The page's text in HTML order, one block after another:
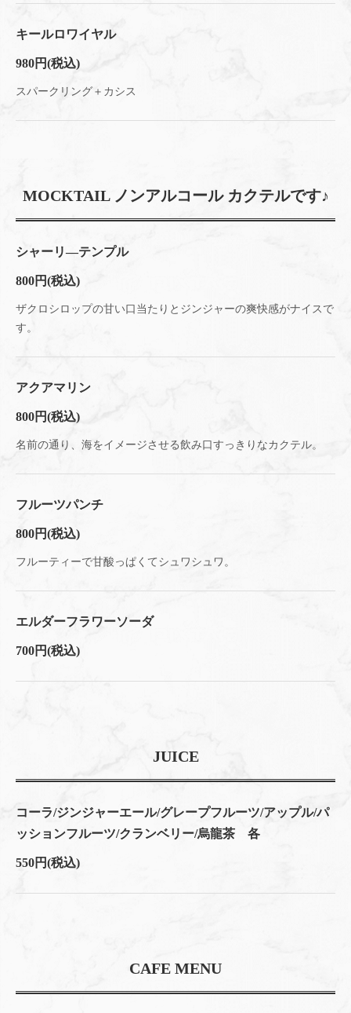
キールロワイヤル
980円(税込)
スパークリング＋カシス
MOCKTAIL ノンアルコール カクテルです♪
シャーリ―テンプル
800円(税込)
ザクロシロップの甘い口当たりとジンジャーの爽快感がナイスで
す。
アクアマリン
800円(税込)
名前の通り、海をイメージさせる飲み口すっきりなカクテル。
フルーツパンチ
800円(税込)
フルーティーで甘酸っぱくてシュワシュワ。
エルダーフラワーソーダ
700円(税込)
JUICE
コーラ/ジンジャーエール/グレープフルーツ/アップル/パ
ッションフルーツ/クランベリー/烏龍茶 各
550円(税込)
CAFE MENU